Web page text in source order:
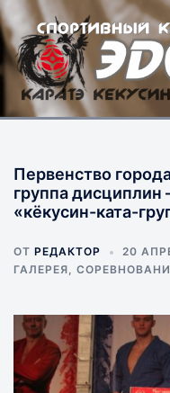
Перейти
к
содержимому
Первенство
группа дисциплин
«кёкусин-ката-
ОТ РЕДАКТОР
20
ГАЛЕРЕЯ,